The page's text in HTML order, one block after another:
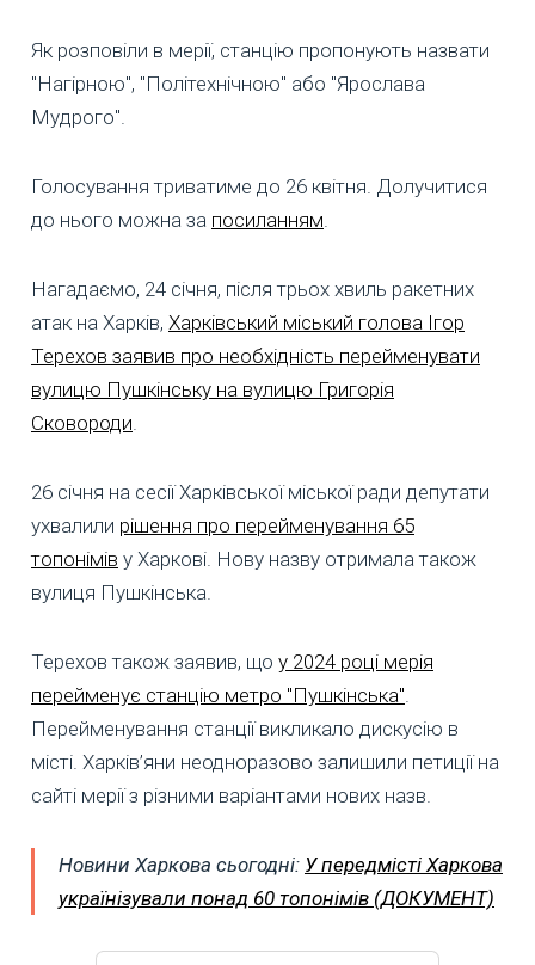
Як розповіли в мерії, станцію пропонують назвати
"Нагірною", "Політехнічною" або "Ярослава
Мудрого".
Голосування триватиме до 26 квітня. Долучитися
до нього можна за посиланням.
Нагадаємо, 24 січня, після трьох хвиль ракетних
атак на Харків, Харківський міський голова Ігор
Терехов заявив про необхідність перейменувати
вулицю Пушкінську на вулицю Григорія
Сковороди.
26 січня на сесії Харківської міської ради депутати
ухвалили рішення про перейменування 65
топонімів у Харкові. Нову назву отримала також
вулиця Пушкінська.
Терехов також заявив, що у 2024 році мерія
перейменує станцію метро "Пушкінська".
Перейменування станції викликало дискусію в
місті. Харків’яни неодноразово залишили петиції на
сайті мерії з різними варіантами нових назв.
Новини Харкова сьогодні: У передмісті Харкова
українізували понад 60 топонімів (ДОКУМЕНТ)